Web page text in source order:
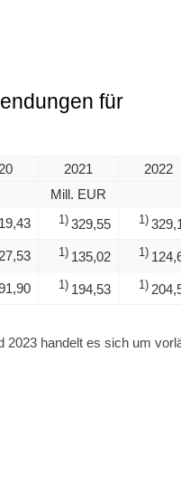
für
2021 2022
Mill. EUR
1) 329,55 1)
1) 135,02 1)
1) 194,53 1)
2023 handelt es sich um